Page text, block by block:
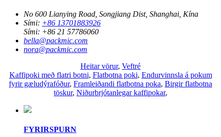
No 600 Lianying Road, Songjiang Dist, Shanghai, Kína
Sími: +86 13701883926
Sími: +86 21 57786060
bella@packmic.com
nora@packmic.com
Heitar vörur, Veftré
Kaffipoki með flatri botni, Flatbotna poki, Endurvinnsla á pokum
fyrir gæludýrafóður, Framleiðandi flatbotna poka, Birgir flatbotna
töskur, Niðurbrjótanlegar kaffipokar,
FYRIRSPURN